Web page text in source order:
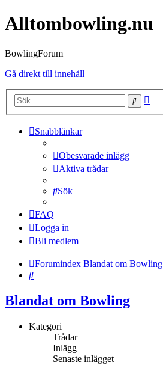
Alltombowling.nu
BowlingForum
Gå direkt till innehåll
Sök
Snabblänkar
Obesvarade inlägg
Aktiva trådar
Sök
FAQ
Logga in
Bli medlem
Forumindex Blandat om Bowling
Sök
Blandat om Bowling
Kategori
Trådar
Inlägg
Senaste inlägget